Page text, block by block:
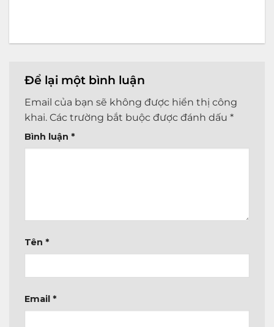
Để lại một bình luận
Email của bạn sẽ không được hiển thị công
khai. Các trường bắt buộc được đánh dấu *
Bình luận *
Tên *
Email *